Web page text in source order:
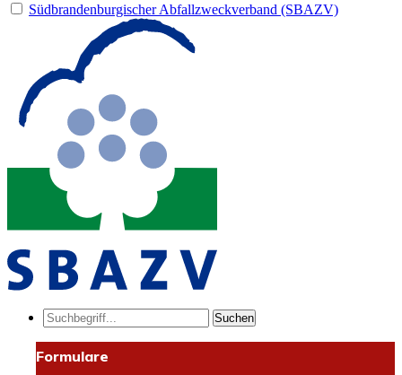
Südbrandenburgischer Abfallzweckverband (SBAZV)
Suchen
Formulare